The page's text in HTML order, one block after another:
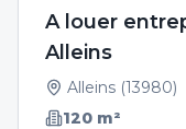
A louer
Alleins
Alleins (13980)
120 m²